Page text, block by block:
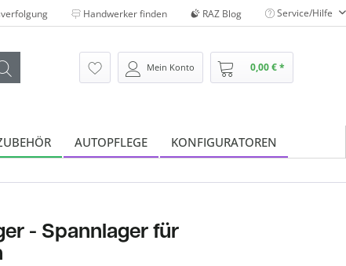
Handwerker finden RAZ Blog Service/Hilfe
Mein Konto 0,00 € *
AUTOPFLEGE KONFIGURATOREN
- Spannlager für